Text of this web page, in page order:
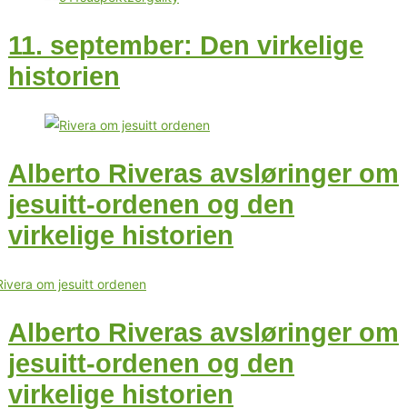
11. september: Den virkelige
historien
Alberto Riveras avsløringer om
jesuitt-ordenen og den
virkelige historien
Alberto Riveras avsløringer om
jesuitt-ordenen og den
virkelige historien